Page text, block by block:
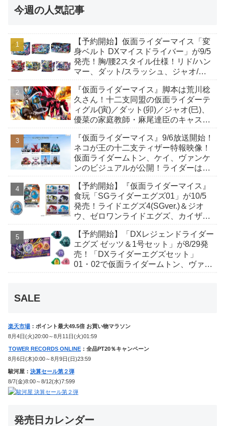
今週の人気記事
【予約開始】仮面ライダーマイス「変
身ベルト DXマイスドライバー」が9/5
発売！胸/腰2スタイル仕様！リド/ハン
マー、ダット/スラッシュ、ジャオ/バ
も！
『仮面ライダーマイス』脚本は荒川稔
久さん！十二支同盟の仮面ライダーテ
ィグル(寅)／ダット(卯)／ジャオ(巳)、
優菜の家庭教師・麻尾達臣のキャスト
んも変身！
『仮面ライダーマイス』9/6放送開始！
ネコが王の十二支ティザー特報映像！
仮面ライダームトン、ケイ、ヴァンケ
ンのビジュアルが公開！ライダーは子
【予約開始】『仮面ライダーマイス』
食玩「SGライダーエグズ01」が10/5
発売！ライドエグズ4(SGver.)＆ジオ
ウ、ゼロワンライドエグズ、カイザ、
【予約開始】「DXレジェンドライダー
エグズ ゼッツ＆1号セット」が8/29発
売！「DXライダーエグズセット」
01・02で仮面ライダームトン、ヴァン
SALE
楽天市場 ：ポイント最大49.5倍 お買い物マラソン
8月4日(火)20:00～8月11日(火)01:59
TOWER RECORDS ONLINE ：全品PT20％キャンペーン
8月6日(木)0:00～8月9日(日)23:59
駿河屋： 決算セール第２弾
8/7(金)8:00～8/12(水)7:599
発売日カレンダー